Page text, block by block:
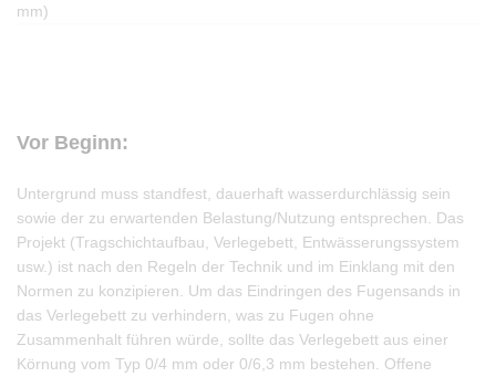
mm)
Vor Beginn:
Untergrund muss standfest, dauerhaft wasserdurchlässig sein
sowie der zu erwartenden Belastung/Nutzung entsprechen. Das
Projekt (Tragschichtaufbau, Verlegebett, Entwässerungssystem
usw.) ist nach den Regeln der Technik und im Einklang mit den
Normen zu konzipieren. Um das Eindringen des Fugensands in
das Verlegebett zu verhindern, was zu Fugen ohne
Zusammenhalt führen würde, sollte das Verlegebett aus einer
Körnung vom Typ 0/4 mm oder 0/6,3 mm bestehen. Offene